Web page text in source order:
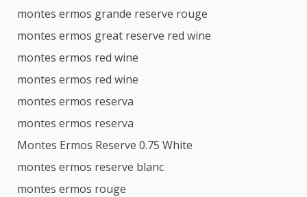
montes ermos grande reserve rouge
montes ermos great reserve red wine
montes ermos red wine
montes ermos red wine
montes ermos reserva
montes ermos reserva
Montes Ermos Reserve 0.75 White
montes ermos reserve blanc
montes ermos rouge